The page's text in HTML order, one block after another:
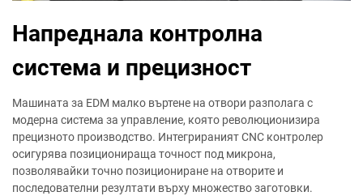
Напреднала контролна
система и прецизност
Машината за EDM малко въртене на отвори разполага с
модерна система за управление, която революционизира
прецизното производство. Интегрираният CNC контролер
осигурява позиционираща точност под микрона,
позволявайки точно позициониране на отворите и
последователни резултати върху множество заготовки.